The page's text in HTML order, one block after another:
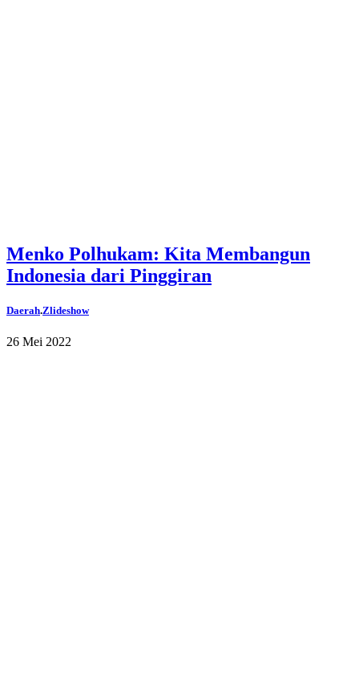
Menko Polhukam: Kita Membangun
Indonesia dari Pinggiran
Daerah.Zlideshow
26 Mei 2022